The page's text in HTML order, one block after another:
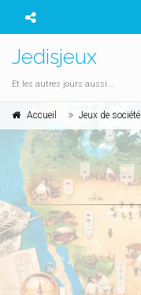
Jedisjeux
Et les autres jours aussi...
Accueil Jeux de société